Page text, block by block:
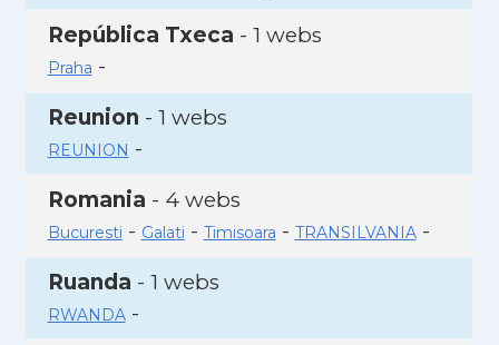
República Txeca - 1 webs
Praha -
Reunion - 1 webs
REUNION -
Romania - 4 webs
Bucuresti - Galati - Timisoara - TRANSILVANIA-
Ruanda - 1 webs
RWANDA-